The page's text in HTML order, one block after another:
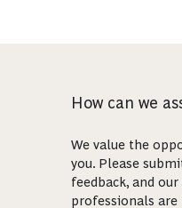
How can we
We value the
you. Please
feedback, and
professionals are